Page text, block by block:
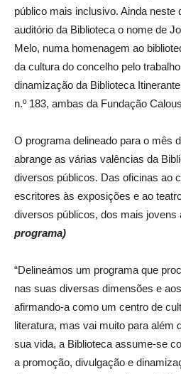
público mais inclusivo. Ainda neste
auditório da Biblioteca o nome de
Melo, numa homenagem ao
da cultura do concelho pelo
dinamização da Biblioteca
n.º 183, ambas da Fundação
O programa delineado para o mês
abrange as várias valências da
diversos públicos. Das oficinas ao
escritores às exposições e ao
diversos públicos, dos mais jovens
programa)
“Delineámos um programa que
nas suas diversas dimensões e
afirmando-a como um centro de
literatura, mas vai muito para além
sua vida, a Biblioteca assume-se
a promoção, divulgação e